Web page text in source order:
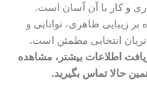
و کار با آن آسان است.
بر زیبایی ظاهری، توانایی و
نریان انتخابی مطمئن است.
اطلاعات بیشتر، مشاهده
حالا تماس بگیرید.